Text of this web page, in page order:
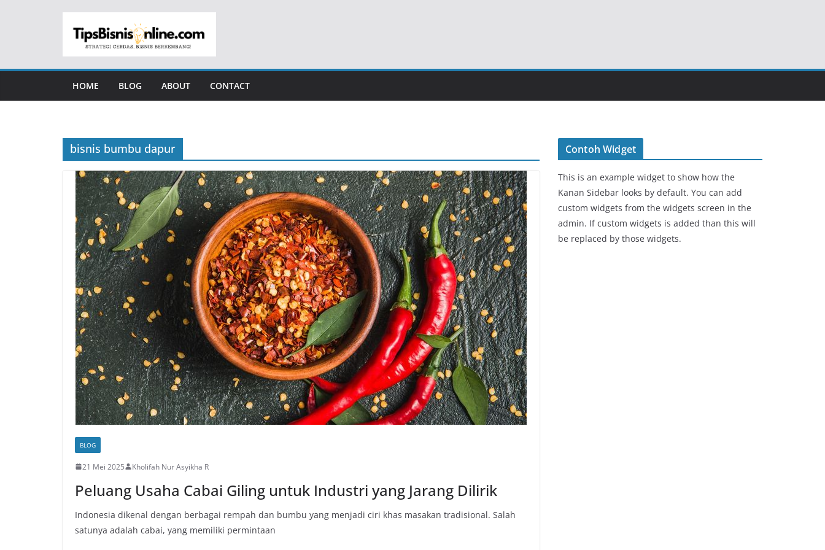
HOME BLOG ABOUT CONTACT
bisnis bumbu dapur
BLOG
21 Mei 2025 Kholifah Nur Asyikha R
Peluang Usaha Cabai Giling untuk Industri yang Jarang Dilirik
Indonesia dikenal dengan berbagai rempah dan bumbu yang menjadi ciri khas masakan tradisional. Salah
satunya adalah cabai, yang memiliki permintaan
Contoh Widget
This is an example widget to show how the
Kanan Sidebar looks by default. You can add
custom widgets from the widgets screen in the
admin. If custom widgets is added than this will
be replaced by those widgets.